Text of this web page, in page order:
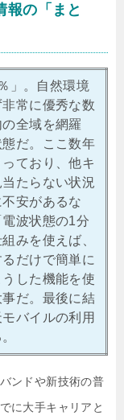
報の「まと
」。自然環境
常に優秀な数
全域を網羅
だ。ここ数年
ており、他キ
たらない状況
安があるな
波状態の1分
みを使えば、
だけで簡単に
した機能を使
だ。最後に結
バイルの利用
ンドや新技術の普
に大手キャリアと